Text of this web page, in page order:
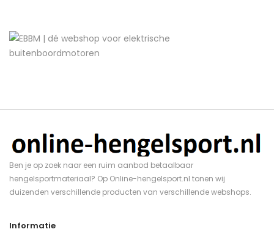
Ben je op zoek naar een ruim aanbod betaalbaar
hengelsportmateriaal? Op Online-hengelsport.nl tonen wij
duizenden verschillende producten van verschillende webshops.
Informatie